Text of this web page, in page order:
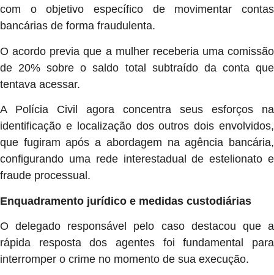
com o objetivo específico de movimentar contas
bancárias de forma fraudulenta.
O acordo previa que a mulher receberia uma comissão
de 20% sobre o saldo total subtraído da conta que
tentava acessar.
A Polícia Civil agora concentra seus esforços na
identificação e localização dos outros dois envolvidos,
que fugiram após a abordagem na agência bancária,
configurando uma rede interestadual de estelionato e
fraude processual.
Enquadramento jurídico e medidas custodiárias
O delegado responsável pelo caso destacou que a
rápida resposta dos agentes foi fundamental para
interromper o crime no momento de sua execução.